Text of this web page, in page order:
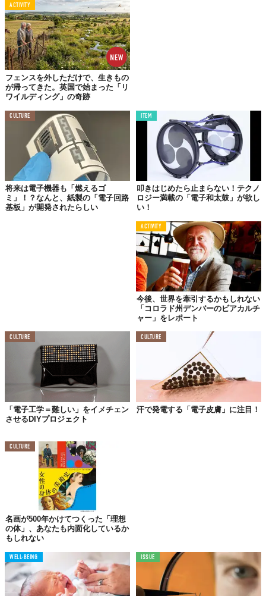
「BFree Shield」と呼ばれる独自のハードウェアとプログラミン
グ言語Pythonの基礎理解さえあれば、初心者でも身近なハードウ
ェアを永遠の寿命を持つバッテリーフリー端末
きるらしい。
同技術は、未来の電子端末になりうるとも考えてられているほ
か、宇宙探索などにも応用できる可能性があるとのことだ。
それだけで私たちは端末を捨ててしまい、事実、
電子ゴミは大き
な環境問題になっている。
もしこの技術が広く普及すれば、よりサステイナブルな社会に近
づくのは間違い無いだろう。
Top image: ©
TABI LABO
この世界は、もっと広いはずだ。
ACTIVITY
フェンスを外しただけで、生きもの
が帰ってきた。英国で始まった「リ
ワイルディング」の奇跡
CULTURE
将来は電子機器も「燃えるゴ
ミ」！？なんと、紙製の「電子回路
基板」が開発されたらしい
ITEM
叩きはじめたら止まらない！テクノ
ロジー満載の「電子和太鼓」が欲し
い！
ACTIVITY
今後、世界を牽引するかもしれない
「コロラド州デンバーのビアカルチ
ャー」をレポート
CULTURE
「電子工学＝難しい」をイメチェン
させるDIYプロジェクト
CULTURE
汗で発電する「電子皮膚」に注目！
CULTURE
名画が500年かけてつくった「理想
の体」、あなたも内面化しているか
もしれない
WELL-BEING ISSUE